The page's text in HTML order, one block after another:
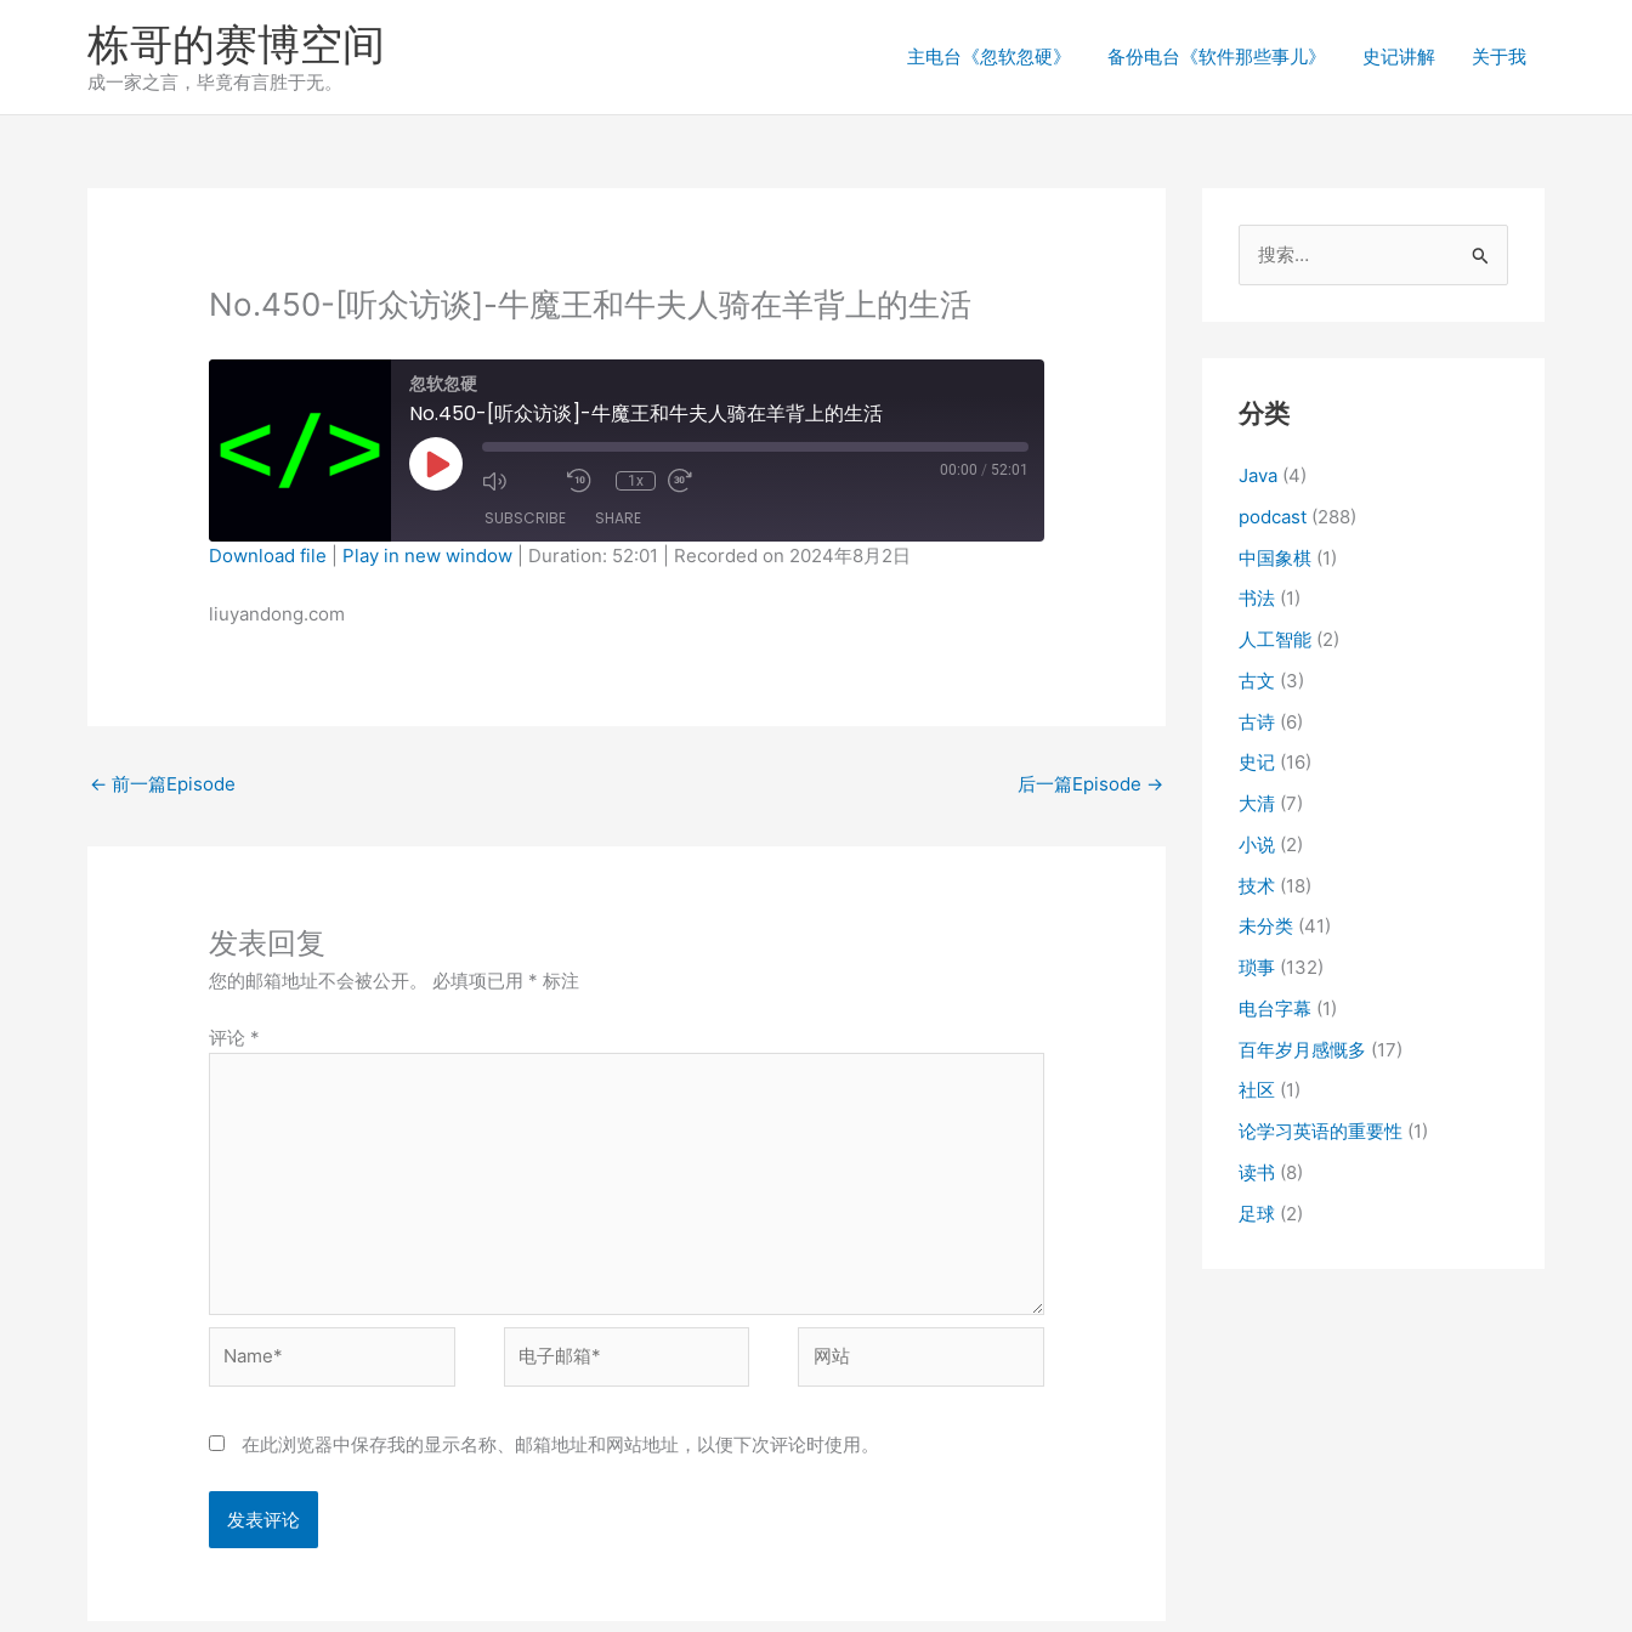
栋哥的赛博空间
成一家之言，毕竟有言胜于无。
主电台《忽软忽硬》 备份电台《软件那些事儿》 史记讲解 关于我
No.450-[听众访谈]-牛魔王和牛夫人骑在羊背上的生活
忽软忽硬
No.450-[听众访谈]-牛魔王和牛夫人骑在羊背上的生活
Play
Episode
1x
00:00 / 52:01
SUBSCRIBE SHARE
RSS FEED
Download file Play in new window Duration: 52:01 Recorded on 2024年8月2日
liuyandong.com
← 前一篇Episode 后一篇Episode →
发表回复
您的邮箱地址不会被公开。 必填项已用 * 标注
评论 *
*
站
在此浏览器中保存我的显示名称、邮箱地址和网站地址，以便下次评论时使用。
分类
Java (4)
podcast (288)
中国象棋 (1)
书法 (1)
人工智能 (2)
古文 (3)
古诗 (6)
史记 (16)
大清 (7)
小说 (2)
技术 (18)
未分类 (41)
琐事 (132)
电台字幕 (1)
百年岁月感慨多 (17)
社区 (1)
论学习英语的重要性 (1)
读书 (8)
足球 (2)